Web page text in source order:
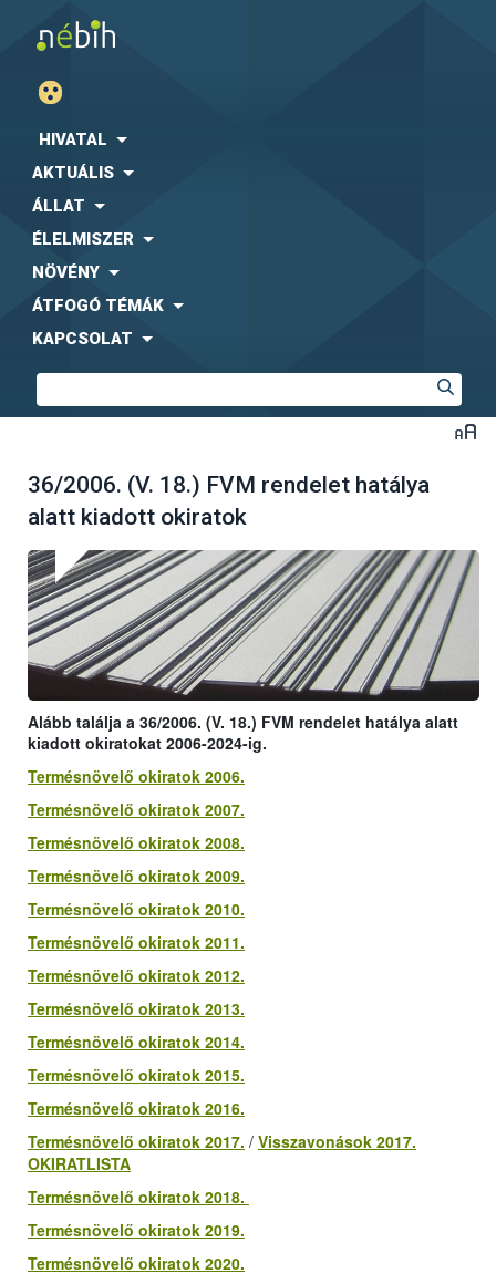
HIVATAL
AKTUÁLIS
ÁLLAT
ÉLELMISZER
NÖVÉNY
ÁTFOGÓ TÉMÁK
KAPCSOLAT
36/2006. (V. 18.) FVM rendelet hatálya
alatt kiadott okiratok
Alább találja a 36/2006. (V. 18.) FVM rendelet hatálya alatt
kiadott okiratokat 2006-2024-ig.
Termésnövelő okiratok 2006.
Termésnövelő okiratok 2007.
Termésnövelő okiratok 2008.
Termésnövelő okiratok 2009.
Termésnövelő okiratok 2010.
Termésnövelő okiratok 2011.
Termésnövelő okiratok 2012.
Termésnövelő okiratok 2013.
Termésnövelő okiratok 2014.
Termésnövelő okiratok 2015.
Termésnövelő okiratok 2016.
Termésnövelő okiratok 2017. / Visszavonások 2017.
OKIRATLISTA
Termésnövelő okiratok 2018.
Termésnövelő okiratok 2019.
Termésnövelő okiratok 2020.